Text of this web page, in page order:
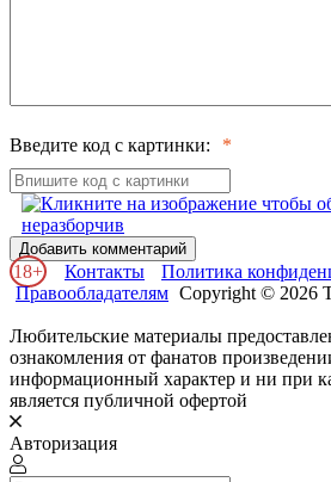
Введите код с картинки:
Добавить комментарий
18+ Контакты
Политика
Правообладателям Copyright ©
Любительские материалы
ознакомления от фанатов
информационный характер и ни при
является публичной офертой
Авторизация